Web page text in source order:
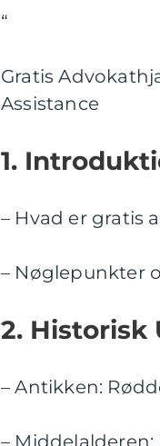
“
Gratis
Assistance
1.
– Hvad er gratis
– Nøglepunkter
2.
– Antikken:
–